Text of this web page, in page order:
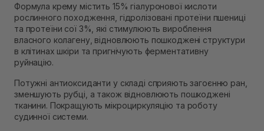
Формула крему містить 15% гіалуронової кислоти
рослинного походження, гідролізовані протеїни пшениці
та протеїни сої 3%, які стимулюють вироблення
власного колагену, відновлюють пошкоджені структури
в клітинах шкіри та пригнічують ферментативну
руйнацію.
Потужні антиоксиданти у складі сприяють загоєнню ран,
зменшують рубці, а також відновлюють пошкоджені
тканини. Покращують мікроциркуляцію та роботу
судинної системи.